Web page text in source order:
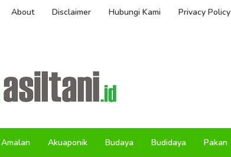
About Disclaimer Hubungi Kami Privacy Policy
Amalan Akuaponik Budaya Budidaya Pakan